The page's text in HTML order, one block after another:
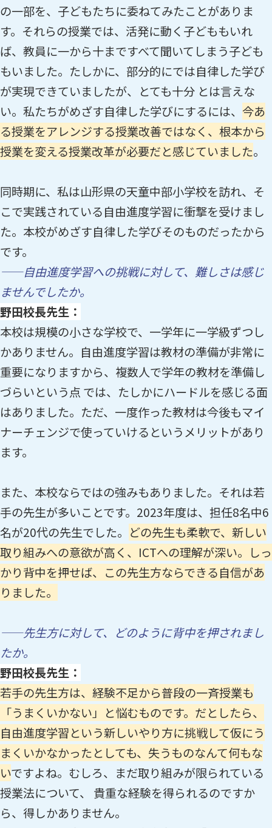
の一部を、子どもたちに委ねてみたことがありま
す。それらの授業では、活発に動く子どももいれ
ば、教員に一から十まですべて聞いてしまう子ども
もいました。たしかに、部分的にでは自律した学び
が実現できていましたが、とても十分 とは言えな
い。私たちがめざす自律した学びにするには、 今あ
る授業をアレンジする授業改善ではなく、根本から
授業を変える授業改革が必要だと感じていました。
同時期に、私は山形県の天童中部小学校を訪れ、そ
こで実践されている自由進度学習に衝撃を受けまし
た。本校がめざす自律した学びそのものだったから
です。
——自由進度学習への挑戦に対して、難しさは感じ
ませんでしたか。
野田校長先生：
本校は規模の小さな学校で、一学年に一学級ずつし
かありません。自由進度学習は教材の準備が非常に
重要になりますから、複数人で学年の教材を準備し
づらいという点 では、たしかにハードルを感じる面
はありました。ただ、一度作った教材は今後もマイ
ナーチェンジで使っていけるというメリットがあり
ます。
また、本校ならではの強みもありました。それは若
手の先生が多いことです。2023年度は、担任8名中6
名が20代の先生でした。 どの先生も柔軟で、新しい
取り組みへの意欲が高く、ICTへの理解が深い。しっ
かり背中を押せば、この先生方ならできる自信があ
りました。
——先生方に対して、どのように背中を押されまし
たか。
野田校長先生：
若手の先生方は、経験不足から普段の一斉授業も
「うまくいかない」と悩むものです。だとしたら、
自由進度学習という新しいやり方に挑戦して仮にう
まくいかなかったとしても、失うものなんて何もな
いですよね。むしろ、まだ取り組みが限られている
授業法について、 貴重な経験を得られるのですか
ら、得しかありません。